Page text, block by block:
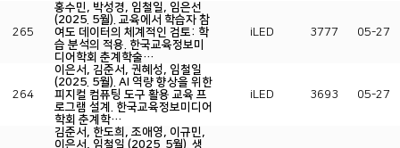
265
홍수민, 박성경, 임철일, 임은선
(2025. 5월). 교육에서 학습자 참
여도 데이터의 체계적인 검토: 학
습 분석의 적용. 한국교육정보미
디어학회 춘계학술…
iLED 3777 05-27
264
이은서, 김준서, 권혜성, 임철일
(2025. 5월). AI 역량 향상을 위한
피지컬 컴퓨팅 도구 활용 교육 프
로그램 설계. 한국교육정보미디어
학회 춘계학…
iLED 3693 05-27
김준서, 한도희, 조애영, 이규민,
이은서, 임철일 (2025. 5월). 생